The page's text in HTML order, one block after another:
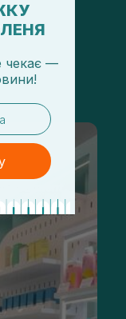
чекає —